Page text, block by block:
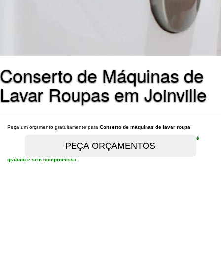
Conserto de Máquinas de
Lavar Roupas em Joinville
Peça um orçamento gratuitamente para Conserto de máquinas de lavar roupa
é
gratuito e sem compromisso